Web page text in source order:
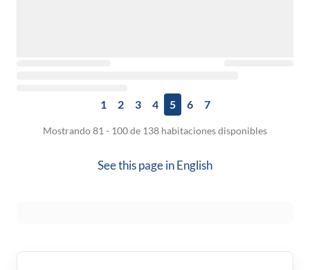
1 2 3 4 5 6 7
Mostrando 81 - 100 de 138 habitaciones disponibles
See this page inEnglish